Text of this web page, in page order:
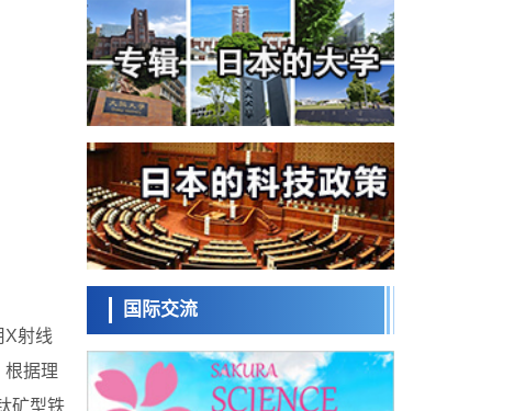
X射线
根据理
矿型铁
法，利用超小型GAD67启动子抑制发作
科学研究
九州大学揭示夜间眼压升高机制：两种激素
波动叠加所致
科学研究
东京都产技研采用新手法开发出可稳定工作
至300℃的介电材料，已验证电容器可在汽车
发动机等高温环境下工作
经济・社会
日本生成式AI使用者占比一年内翻倍，但与
中美德仍有较大差距
政策
日本修订首都直下型地震紧急对策：目标为
死亡人数至少减半，重点强化火灾防控
科学研究
福井大学发现细胞记忆过往并抑制反应的机
制，阐明即便DNA相同反应迥异之谜
科学研究
安全性，在转移性尿路上皮癌患者中开展临
床试验
政策
日本发布《令和8年版科学技术与创新白皮
国际交流